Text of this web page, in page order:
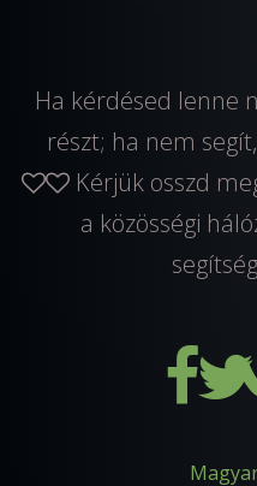
Ha kérdésed lenne
részt; ha nem
Kérjük osszd
a közösségi